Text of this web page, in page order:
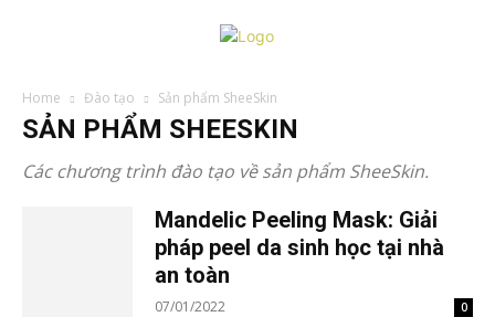
Home Đào tạo Sản phẩm SheeSkin
SẢN PHẨM SHEESKIN
Các chương trình đào tạo về sản phẩm SheeSkin.
Mandelic Peeling Mask: Giải
pháp peel da sinh học tại nhà
an toàn
07/01/2022 0